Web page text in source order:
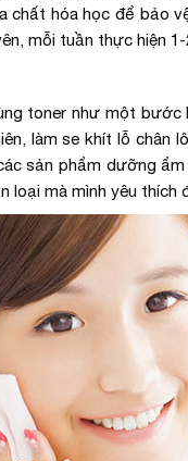
chất hóa học để bảo
mỗi tuần thực hiện 1-
toner như một
làm se khít lỗ
sản phẩm dưỡng
loại mà mình yêu